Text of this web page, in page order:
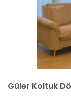
Güler Koltuk